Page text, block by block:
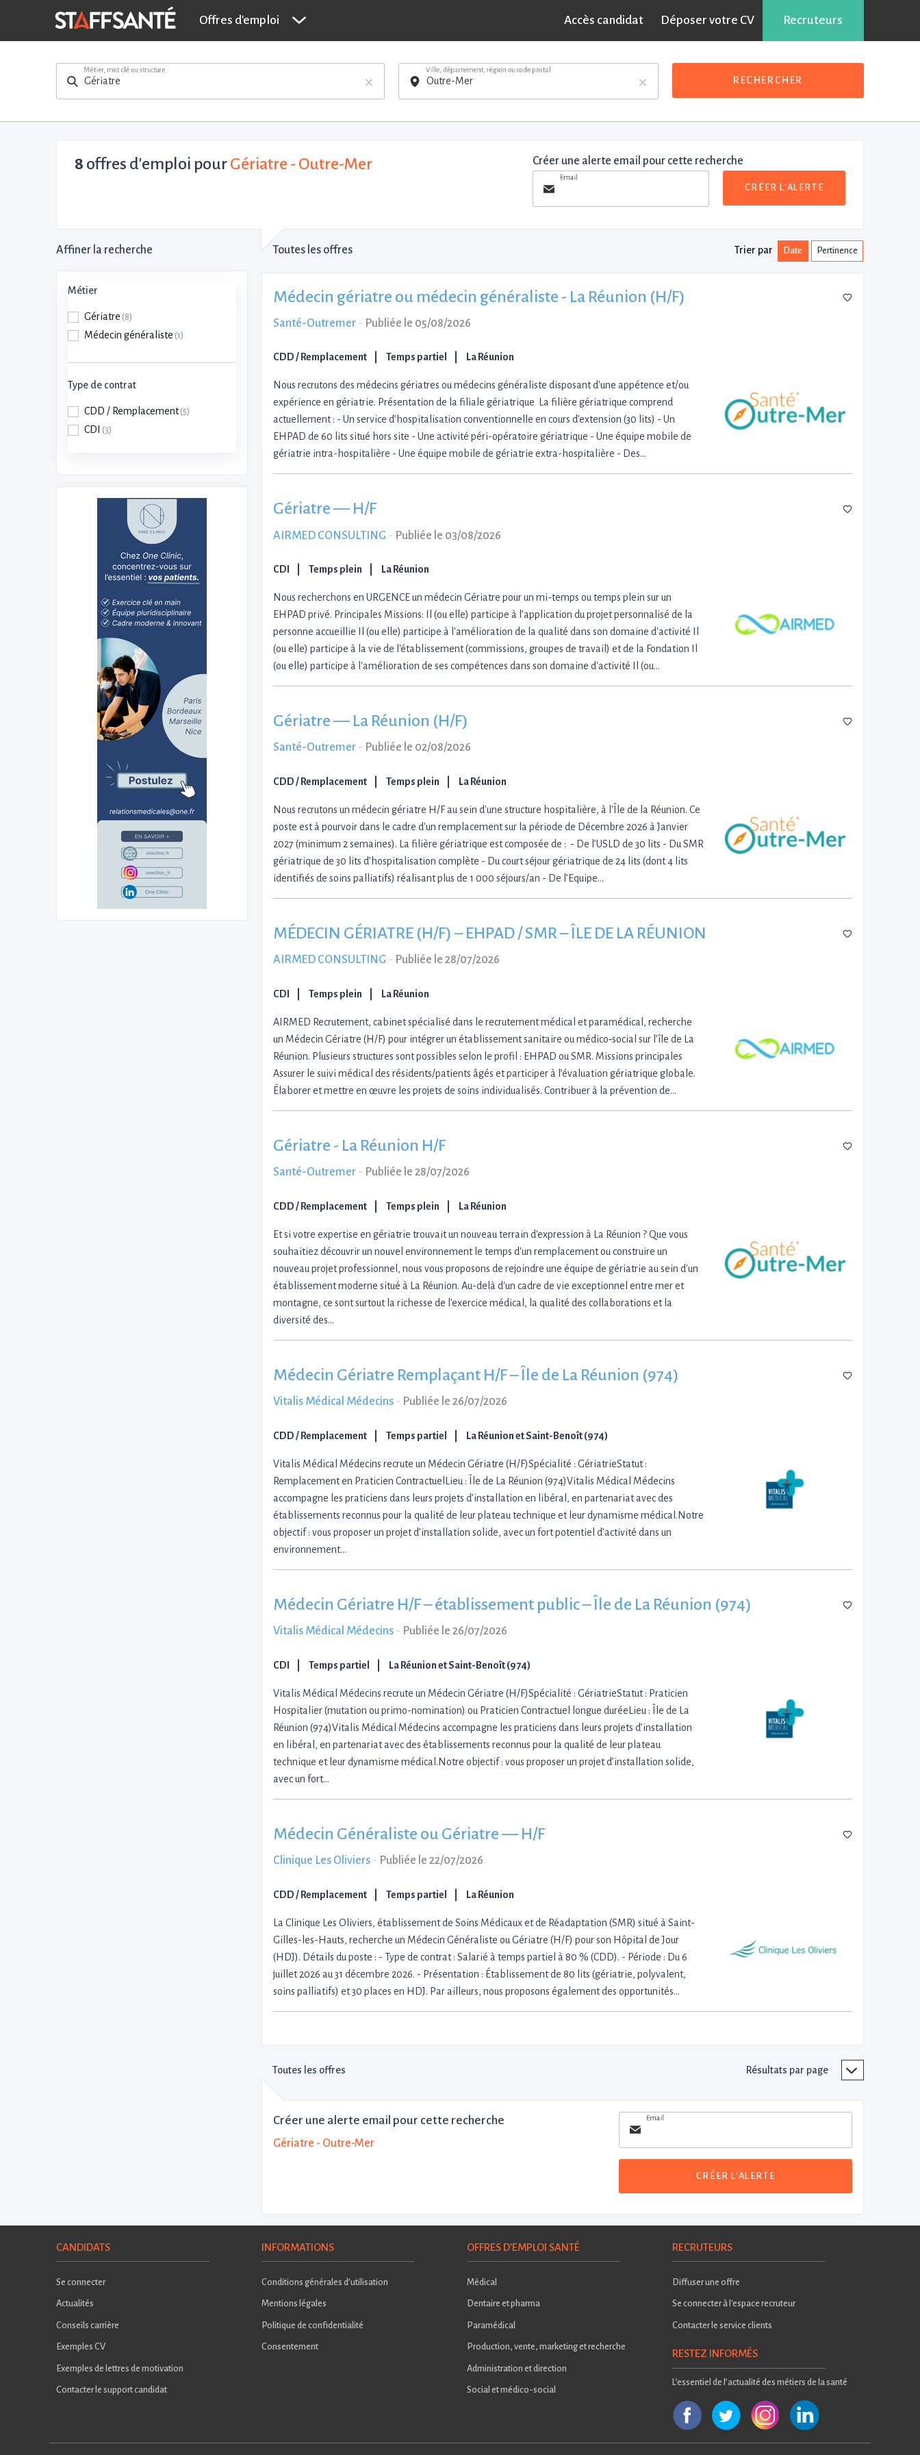
Offres d'emploi Accès candidat Déposer votre CV Recruteurs
×
Métier, mot clé ou structure
×
Ville, département, région ou code postal
RECHERCHER
8 offres d'emploi pourGériatre - Outre-Mer Créer une alerte email pour cette recherche
Email
CRÉER L'ALERTE
Affiner la recherche
Métier
Gériatre (8)
Médecin généraliste (1)
Type de contrat
CDD / Remplacement (5)
CDI (3)
Toutes les offres Trier par Date Pertinence
Médecin gériatre ou médecin généraliste - La Réunion (H/F)
Santé-Outremer - Publiée le 05/08/2026
CDD / Remplacement Temps partiel La Réunion
Nous recrutons des médecins gériatres ou médecins généraliste disposant d'une appétence et/ou
expérience en gériatrie. Présentation de la filiale gériatrique La filière gériatrique comprend
actuellement : - Un service d’hospitalisation conventionnelle en cours d’extension (30 lits) - Un
EHPAD de 60 lits situé hors site - Une activité péri-opératoire gériatrique - Une équipe mobile de
gériatrie intra-hospitalière - Une équipe mobile de gériatrie extra-hospitalière - Des…
Gériatre — H/F
AIRMED CONSULTING - Publiée le 03/08/2026
CDI Temps plein La Réunion
Nous recherchons en URGENCE un médecin Gériatre pour un mi-temps ou temps plein sur un
EHPAD privé. Principales Missions: Il (ou elle) participe à l’application du projet personnalisé de la
personne accueillie Il (ou elle) participe à l'amélioration de la qualité dans son domaine d'activité Il
(ou elle) participe à la vie de l'établissement (commissions, groupes de travail) et de la Fondation Il
(ou elle) participe à l'amélioration de ses compétences dans son domaine d'activité Il (ou…
Gériatre — La Réunion (H/F)
Santé-Outremer - Publiée le 02/08/2026
CDD / Remplacement Temps plein La Réunion
Nous recrutons un médecin gériatre H/F au sein d'une structure hospitalière, à l'Île de la Réunion. Ce
poste est à pourvoir dans le cadre d'un remplacement sur la période de Décembre 2026 à Janvier
2027 (minimum 2 semaines). La filière gériatrique est composée de : - De l’USLD de 30 lits - Du SMR
gériatrique de 30 lits d’hospitalisation complète - Du court séjour gériatrique de 24 lits (dont 4 lits
identifiés de soins palliatifs) réalisant plus de 1 000 séjours/an - De l’Equipe…
MÉDECIN GÉRIATRE (H/F) – EHPAD / SMR – ÎLE DE LA RÉUNION
AIRMED CONSULTING - Publiée le 28/07/2026
CDI Temps plein La Réunion
AIRMED Recrutement, cabinet spécialisé dans le recrutement médical et paramédical, recherche
un Médecin Gériatre (H/F) pour intégrer un établissement sanitaire ou médico‑social sur l’île de La
Réunion. Plusieurs structures sont possibles selon le profil : EHPAD ou SMR. Missions principales
Assurer le suivi médical des résidents/patients âgés et participer à l’évaluation gériatrique globale.
Élaborer et mettre en œuvre les projets de soins individualisés. Contribuer à la prévention de…
Gériatre - La Réunion H/F
Santé-Outremer - Publiée le 28/07/2026
CDD / Remplacement Temps plein La Réunion
Et si votre expertise en gériatrie trouvait un nouveau terrain d'expression à La Réunion ? Que vous
souhaitiez découvrir un nouvel environnement le temps d'un remplacement ou construire un
nouveau projet professionnel, nous vous proposons de rejoindre une équipe de gériatrie au sein d'un
établissement moderne situé à La Réunion. Au-delà d'un cadre de vie exceptionnel entre mer et
montagne, ce sont surtout la richesse de l'exercice médical, la qualité des collaborations et la
diversité des…
Médecin Gériatre Remplaçant H/F – Île de La Réunion (974)
Vitalis Médical Médecins - Publiée le 26/07/2026
CDD / Remplacement Temps partiel La Réunion et Saint-Benoît (974)
Vitalis Médical Médecins recrute un Médecin Gériatre (H/F)Spécialité : GériatrieStatut :
Remplacement en Praticien ContractuelLieu : Île de La Réunion (974)Vitalis Médical Médecins
accompagne les praticiens dans leurs projets d’installation en libéral, en partenariat avec des
établissements reconnus pour la qualité de leur plateau technique et leur dynamisme médical.Notre
objectif : vous proposer un projet d’installation solide, avec un fort potentiel d’activité dans un
environnement…
Médecin Gériatre H/F – établissement public – Île de La Réunion (974)
Vitalis Médical Médecins - Publiée le 26/07/2026
CDI Temps partiel La Réunion et Saint-Benoît (974)
Vitalis Médical Médecins recrute un Médecin Gériatre (H/F)Spécialité : GériatrieStatut : Praticien
Hospitalier (mutation ou primo-nomination) ou Praticien Contractuel longue duréeLieu : Île de La
Réunion (974)Vitalis Médical Médecins accompagne les praticiens dans leurs projets d’installation
en libéral, en partenariat avec des établissements reconnus pour la qualité de leur plateau
technique et leur dynamisme médical.Notre objectif : vous proposer un projet d’installation solide,
avec un fort…
Médecin Généraliste ou Gériatre — H/F
Clinique Les Oliviers - Publiée le 22/07/2026
CDD / Remplacement Temps partiel La Réunion
La Clinique Les Oliviers, établissement de Soins Médicaux et de Réadaptation (SMR) situé à Saint-
Gilles-les-Hauts, recherche un Médecin Généraliste ou Gériatre (H/F) pour son Hôpital de Jour
(HDJ). Détails du poste : - Type de contrat : Salarié à temps partiel à 80 % (CDD). - Période : Du 6
juillet 2026 au 31 décembre 2026. - Présentation : Établissement de 80 lits (gériatrie, polyvalent,
soins palliatifs) et 30 places en HDJ. Par ailleurs, nous proposons également des opportunités…
Toutes les offres Résultats par page
Créer une alerte email pour cette recherche
Gériatre - Outre-Mer
Email
CRÉER L'ALERTE
CANDIDATS
Se connecter
Actualités
Conseils carrière
Exemples CV
Exemples de lettres de motivation
Contacter le support candidat
INFORMATIONS
Conditions générales d’utilisation
Mentions légales
Politique de confidentialité
Consentement
OFFRES D'EMPLOI SANTÉ
Médical
Dentaire et pharma
Paramédical
Production, vente, marketing et recherche
Administration et direction
Social et médico-social
RECRUTEURS
Diffuser une offre
Se connecter à l'espace recruteur
Contacter le service clients
RESTEZ INFORMÉS
L’essentiel de l’actualité des métiers de la santé